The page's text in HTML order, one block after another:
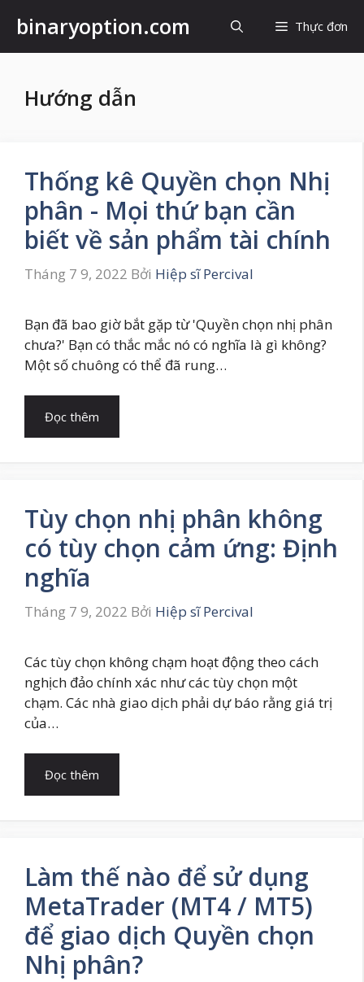
đến
nội
binaryoption.com Thực đơn
Hướng dẫn
Thống kê Quyền chọn Nhị
phân - Mọi thứ bạn cần
biết về sản phẩm tài chính
Tháng 7 9, 2022 Bởi Hiệp sĩ Percival
Bạn đã bao giờ bắt gặp từ 'Quyền chọn nhị phân
chưa?' Bạn có thắc mắc nó có nghĩa là gì không?
Một số chuông có thể đã rung…
Đọc thêm
Tùy chọn nhị phân không
có tùy chọn cảm ứng: Định
nghĩa
Tháng 7 9, 2022 Bởi Hiệp sĩ Percival
Các tùy chọn không chạm hoạt động theo cách
nghịch đảo chính xác như các tùy chọn một
chạm. Các nhà giao dịch phải dự báo rằng giá trị
của…
Đọc thêm
Làm thế nào để sử dụng
MetaTrader (MT4 / MT5)
để giao dịch Quyền chọn
Nhị phân?